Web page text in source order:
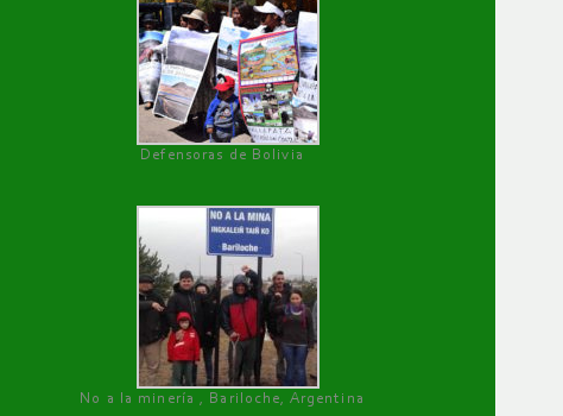
Defensoras de Bolivia
No a la minería , Bariloche, Argentina